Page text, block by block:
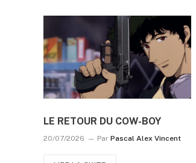
LE RETOUR DU COW-BOY
20/07/2026 Par Pascal Alex Vincent